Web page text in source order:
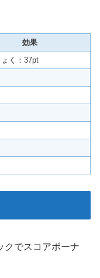
効果
く：37pt
クでスコアボーナ